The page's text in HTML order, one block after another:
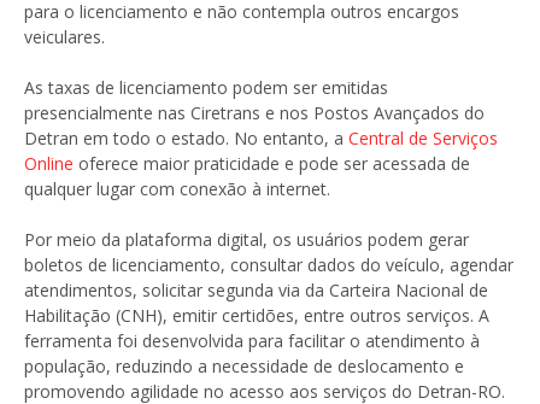
para o licenciamento e não contempla outros encargos
veiculares.
As taxas de licenciamento podem ser emitidas
presencialmente nas Ciretrans e nos Postos Avançados do
Detran em todo o estado. No entanto, a Central de Serviços
Online oferece maior praticidade e pode ser acessada de
qualquer lugar com conexão à internet.
Por meio da plataforma digital, os usuários podem gerar
boletos de licenciamento, consultar dados do veículo, agendar
atendimentos, solicitar segunda via da Carteira Nacional de
Habilitação (CNH), emitir certidões, entre outros serviços. A
ferramenta foi desenvolvida para facilitar o atendimento à
população, reduzindo a necessidade de deslocamento e
promovendo agilidade no acesso aos serviços do Detran-RO.